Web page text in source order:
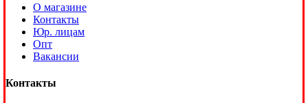
О магазине
Контакты
Юр. лицам
Опт
Вакансии
Контакты